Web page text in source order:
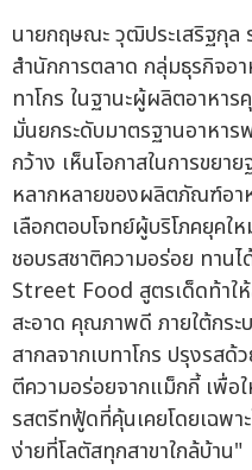
นายกฤษณะ วุฒิประเสริฐกุล
สำนักการตลาด กลุ่มธุรกิจอา
ทาโกร ในฐานะผู้ผลิตอาหา
มั่นยกระดับมาตรฐานอาหาร
กว้าง เห็นโอกาสในการขย
หลากหลายของผลิตภัณฑ์อา
เลือกตอบโจทย์ผู้บริโภคยุคใ
ชอบรสชาติความอร่อย ทาน
Street Food สูตรเด็ดท้าใ
สะอาด คุณภาพดี ภายใต้กร
สากลจากเบทาโกร ปรุงรส
ตีความอร่อยจากแม็กกี้ เพื่อ
รสตรีทฟู้ดที่คุ้นเคยโดยเฉพ
ง่ายที่โลตัสทุกสาขาใกล้บ้าน"